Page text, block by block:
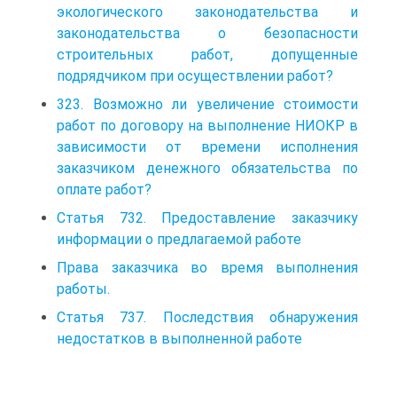
экологического законодательства и
законодательства о безопасности
строительных работ, допущенные
подрядчиком при осуществлении работ?
323. Возможно ли увеличение стоимости
работ по договору на выполнение НИОКР в
зависимости от времени исполнения
заказчиком денежного обязательства по
оплате работ?
Статья 732. Предоставление заказчику
информации о предлагаемой работе
Права заказчика во время выполнения
работы.
Статья 737. Последствия обнаружения
недостатков в выполненной работе